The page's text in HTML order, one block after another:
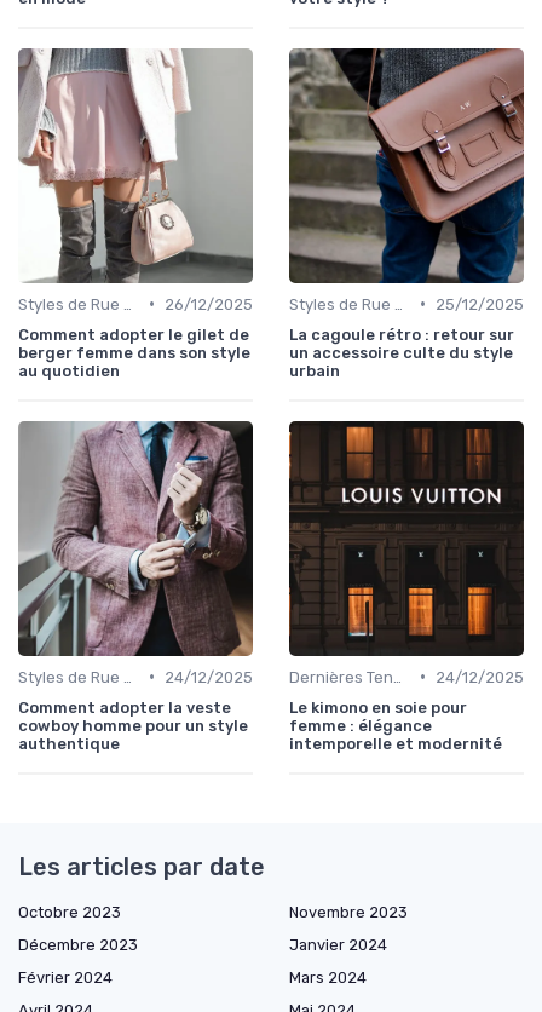
•
26/12/2025
Comment adopter le gilet de
berger femme dans son style
au quotidien
•
25/12/2025
La cagoule rétro : retour sur
un accessoire culte du style
urbain
•
24/12/2025
Comment adopter la veste
cowboy homme pour un style
authentique
•
24/12/2025
Le kimono en soie pour
femme : élégance
intemporelle et modernité
Les articles par date
Octobre 2023
Novembre 2023
Décembre 2023
Janvier 2024
Février 2024
Mars 2024